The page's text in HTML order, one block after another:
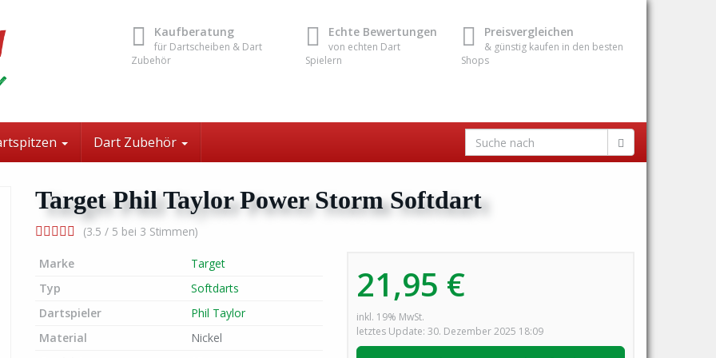
Kaufberatung
für Dartscheiben & Dart
Zubehör
Echte Bewertungen
von echten Dart
Spielern
Preisvergleichen
& günstig kaufen in den besten
Shops
Dart Zubehör
Target Phil Taylor Power Storm Softdart
(3.5 / 5 bei 3 Stimmen)
21,95 €
inkl. 19% MwSt.
letztes Update: 30. Dezember 2025 18:09
Marke
Target
Typ
Softdarts
Dartspieler
Phil Taylor
Material
Nickel